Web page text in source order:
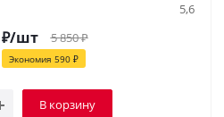
5,6
/шт 5 850₽
Экономия 590 ₽
В корзину